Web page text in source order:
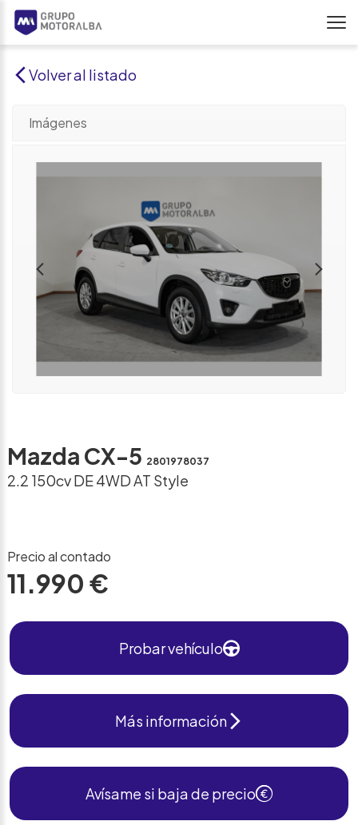
Volver al listado
Imágenes
Mazda CX-5 2801978037
2.2 150cv DE 4WD AT Style
Precio al contado
11.990 €
Probar vehículo
Más información
Avísame si baja de precio